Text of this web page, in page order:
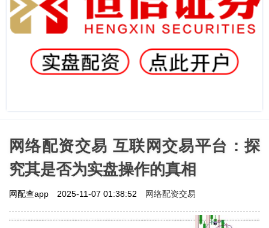
网络配资交易 互联网交易平台：探
究其是否为实盘操作的真相
网配查app 2025-11-07 01:38:52 网络配资交易